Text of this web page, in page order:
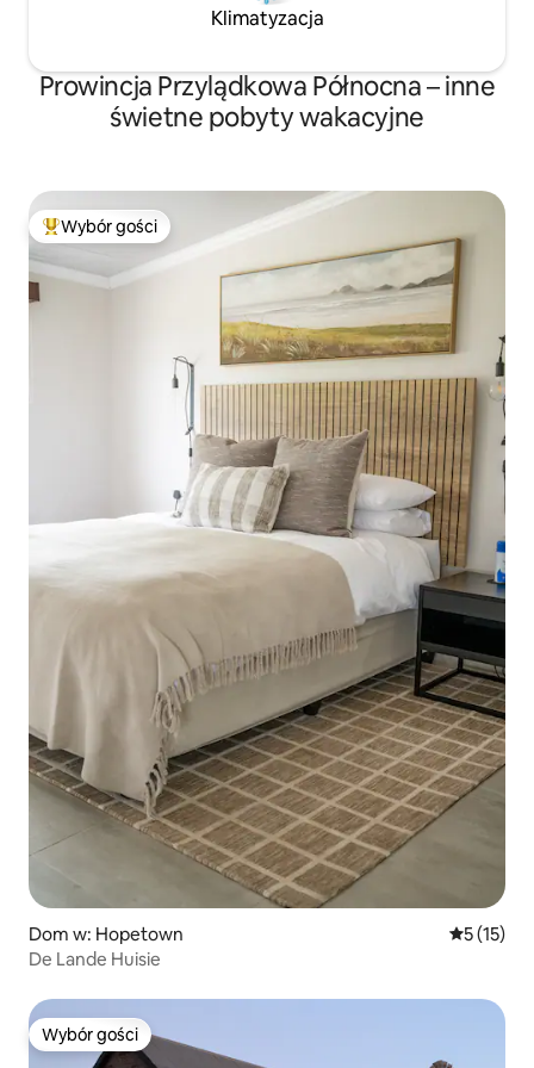
Klimatyzacja
Prowincja Przylądkowa Północna – inne
świetne pobyty wakacyjne
Najpopularniejsze z kategorii Wybór gości
Wybór gości
Dom w: Hopetown Średnia
5 (15)
De Lande Huisie
Wybór gości
Wybór gości